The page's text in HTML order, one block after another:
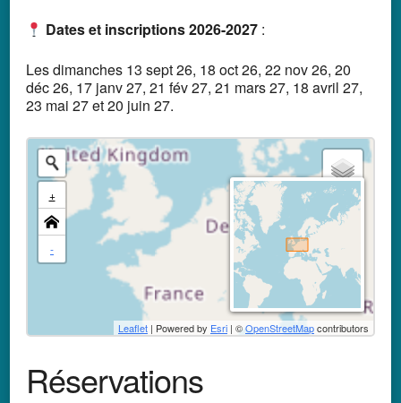
Dates et inscriptions 2026-2027 :
Les dimanches 13 sept 26, 18 oct 26, 22 nov 26, 20
déc 26, 17 janv 27, 21 fév 27, 21 mars 27, 18 avril 27,
23 mai 27 et 20 juin 27.
+
-
Leaflet | Powered by Esri | ©OpenStreetMapcontributors
Réservations